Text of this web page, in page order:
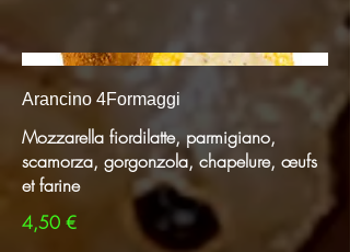
Arancino 4Formaggi
Mozzarella fiordilatte, parmigiano,
scamorza, gorgonzola, chapelure, œufs
et farine
4,50 €